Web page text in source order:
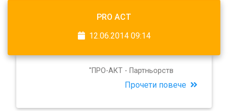
PRO ACT
12.06.2014 09:14
"ПРО-АКТ - Партньорств
Прочети повече